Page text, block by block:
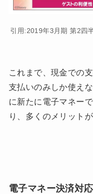
引用:2019年3月期 第2四
これまで、現金での
支払いのみしか使え
に新たに電子マネー
り、多くのメリット
電子マネー決済対